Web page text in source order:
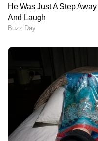
ഇഴജന്തുശല്യവും
ഉറവയിലൂടെ
ഒലിച്ചെത്തുന്ന വെള്ളവും,
മാരാംകോട് വനത്തിലെ